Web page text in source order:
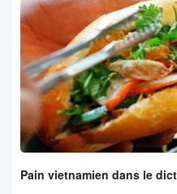
Pain vietnamien dans le